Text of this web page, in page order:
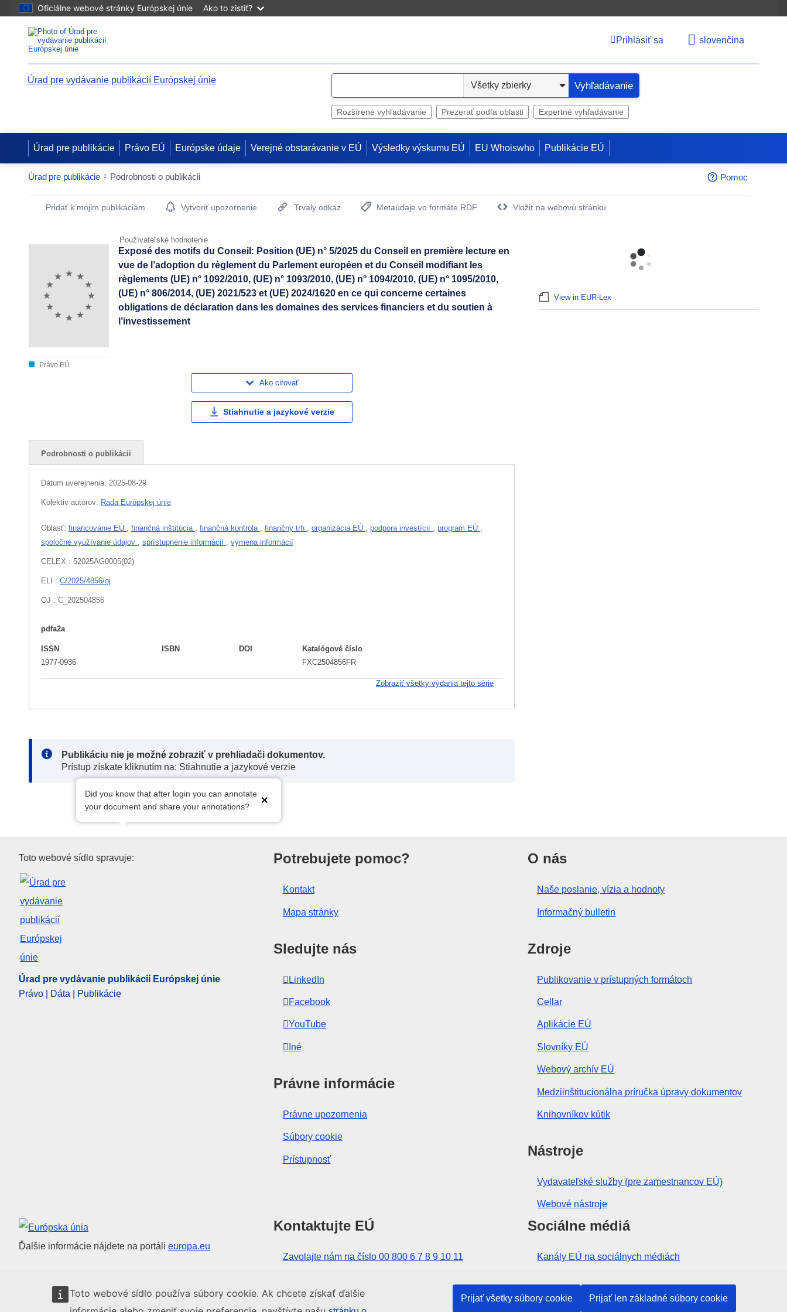
Oficiálne webové stránky Európskej únie Ako to zistiť?
Toto webové sídlo používa súbory cookie. Ak chcete získať ďalšie
Prijať všetky súbory cookie Prijať len základné súbory cookie
Prihlásiť sa slovenčina
Úrad pre vydávanie publikácií Európskej únie
e
Vyhľadávanie
Rozšírené vyhľadávanie Prezerať podľa oblasti Expertné vyhľadávanie
Úrad pre publikácie Právo EÚ Európske údaje Verejné obstarávanie v EÚ Výsledky výskumu EÚ EU Whoiswho Publikácie EÚ
Úrad pre publikácie Podrobnosti o publikácii Pomoc
Publication Detail Actions Portlet
Pridať k mojim publikáciám Vytvoriť upozornenie Trvalý odkaz
Metaúdaje vo formáte RDF
Vložiť na webovú stránku
Používateľské hodnotenie
Právo EÚ
Exposé des motifs du Conseil: Position (UE) n° 5/2025 du Conseil en première lecture en
vue de l’adoption du règlement du Parlement européen et du Conseil modifiant les
règlements (UE) n° 1092/2010, (UE) n° 1093/2010, (UE) n° 1094/2010, (UE) n° 1095/2010,
(UE) n° 806/2014, (UE) 2021/523 et (UE) 2024/1620 en ce qui concerne certaines
obligations de déclaration dans les domaines des services financiers et du soutien à
l’investissement
Ako citovať
Stiahnutie a jazykové verzie
Podrobnosti o publikácii
Dátum uverejnenia: 2025-08-29
Kolektiv autorov: Rada Európskej únie
Oblasť: financovanie EÚ , finančná inštitúcia , finančná kontrola , finančný trh , organizácia EÚ , podpora investícií , program EÚ ,
spoločné využívanie údajov , sprístupnenie informácií , výmena informácií
CELEX : 52025AG0005(02)
ELI : C/2025/4856/oj
OJ : C_202504856
pdfa2a
ISSN
1977-0936
ISBN DOI
Katalógové číslo
FXC2504856FR
Zobraziť všetky vydania tejto série
Note:
Publikáciu nie je možné zobraziť v prehliadači dokumentov.
Prístup získate kliknutím na: Stiahnutie a jazykové verzie
Did you know that after login you can annotate
your document and share your annotations?
View in EUR-Lex
Úrad pre vydávanie publikácií Európskej únie
Toto webové sídlo spravuje:
Úrad pre vydávanie publikácií Európskej únie
Právo | Dáta | Publikácie
Potrebujete pomoc?
Kontakt
Mapa stránky
Sledujte nás
LinkedIn
Facebook
YouTube
Iné
Právne informácie
Právne upozornenia
Súbory cookie
Prístupnosť
O nás
Naše poslanie, vízia a hodnoty
Informačný bulletin
Zdroje
Publikovanie v prístupných formátoch
Cellar
Aplikácie EÚ
Slovníky EÚ
Webový archív EÚ
Medziinštitucionálna príručka úpravy dokumentov
Knihovníkov kútik
Nástroje
Vydavateľské služby (pre zamestnancov EÚ)
Webové nástroje
Európska únia
Ďalšie informácie nájdete na portáli europa.eu
Kontaktujte EÚ
Zavolajte nám na číslo 00 800 6 7 8 9 10 11
Sociálne médiá
Kanály EÚ na sociálnych médiách
Inštitúcie a orgány EÚ